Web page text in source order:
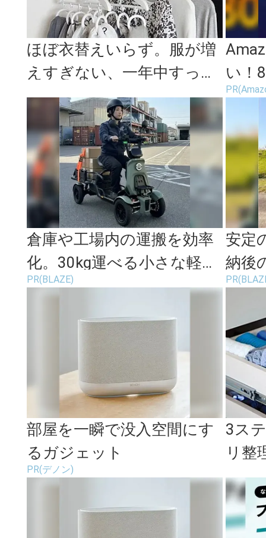
ほぼ衣替えいらず。服が増
えすぎない、一年中すっき
り美しいクローゼットをつ
くるコツ
い！
場
倉庫や工場内の運搬を効率
化。30kg運べる小さな軽ト
ラ
PR(BLAZE)
安定
納後
代わ
部屋を一瞬で没入空間にす
るガジェット
PR(デノン)
3ス
リ整
ン揃
トで